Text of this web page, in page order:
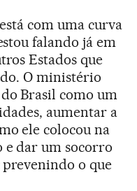
com uma curva
falando já em
Estados que
O ministério
Brasil como um
aumentar a
ele colocou na
e dar um socorro
prevenindo o que